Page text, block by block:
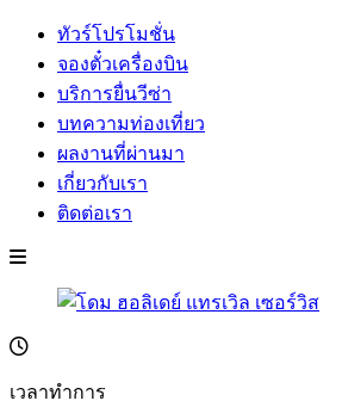
ทัวร์โปรโมชั่น
จองตั๋วเครื่องบิน
บริการยื่นวีซ่า
บทความท่องเที่ยว
ผลงานที่ผ่านมา
เกี่ยวกับเรา
ติดต่อเรา
เวลาทำการ